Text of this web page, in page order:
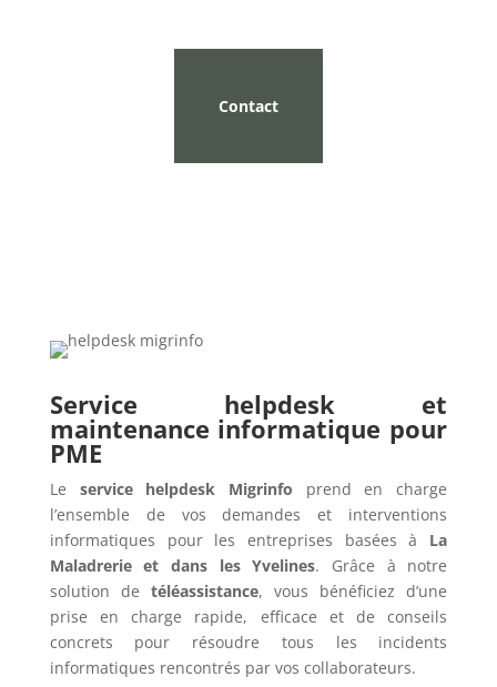
Contact
Service helpdesk et
maintenance informatique pour
PME
Le service helpdesk Migrinfo prend en charge
l’ensemble de vos demandes et interventions
informatiques pour les entreprises basées à La
Maladrerie et dans les Yvelines. Grâce à notre
solution de téléassistance, vous bénéficiez d’une
prise en charge rapide, efficace et de conseils
concrets pour résoudre tous les incidents
informatiques rencontrés par vos collaborateurs.